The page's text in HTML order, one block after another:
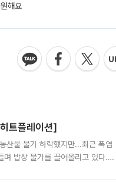
해요
트플레이션]
산물 물가 하락했지만...최근 폭염
밥상 물가를 끌어올리고 있다.